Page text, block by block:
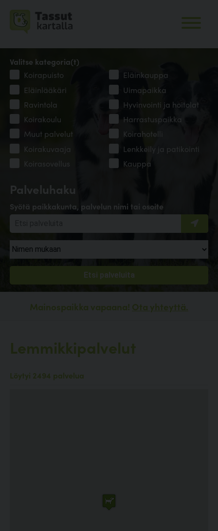
Palveluhaku
Syötä paikkakunta, palvelun nimi tai osoite
Valitse kategoria(t)
Koirapuisto
Eläinkauppa
Eläinlääkäri
Uimapaikka
Ravintola
Hyvinvointi ja hoitolat
Koirakoulu
Harrastuspaikka
Muut palvelut
Koirahotelli
Koirakuvaaja
Lenkkeily ja patikointi
Koirasovellus
Kauppa
Mainospaikka vapaana! Ota yhteyttä.
Lemmikkipalvelut
Löytyi 2494 palvelua